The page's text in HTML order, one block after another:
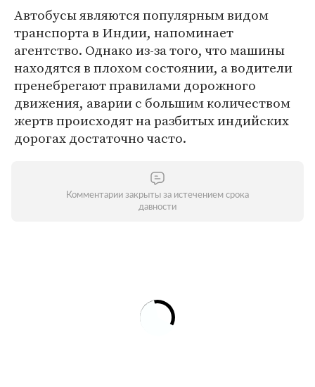
Автобусы являются популярным видом
транспорта в Индии, напоминает
агентство. Однако из-за того, что машины
находятся в плохом состоянии, а водители
пренебрегают правилами дорожного
движения, аварии с большим количеством
жертв происходят на разбитых индийских
дорогах достаточно часто.
Комментарии закрыты за истечением срока
давности